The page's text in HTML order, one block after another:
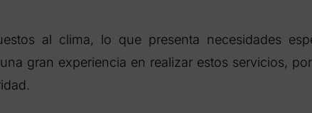
al clima, lo que presenta necesidades
gran experiencia en realizar estos servicios,